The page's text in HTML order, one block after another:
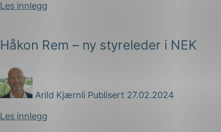
Les innlegg
Håkon Rem – ny styreleder i NEK
Arild Kjærnli Publisert 27.02.2024
Les innlegg